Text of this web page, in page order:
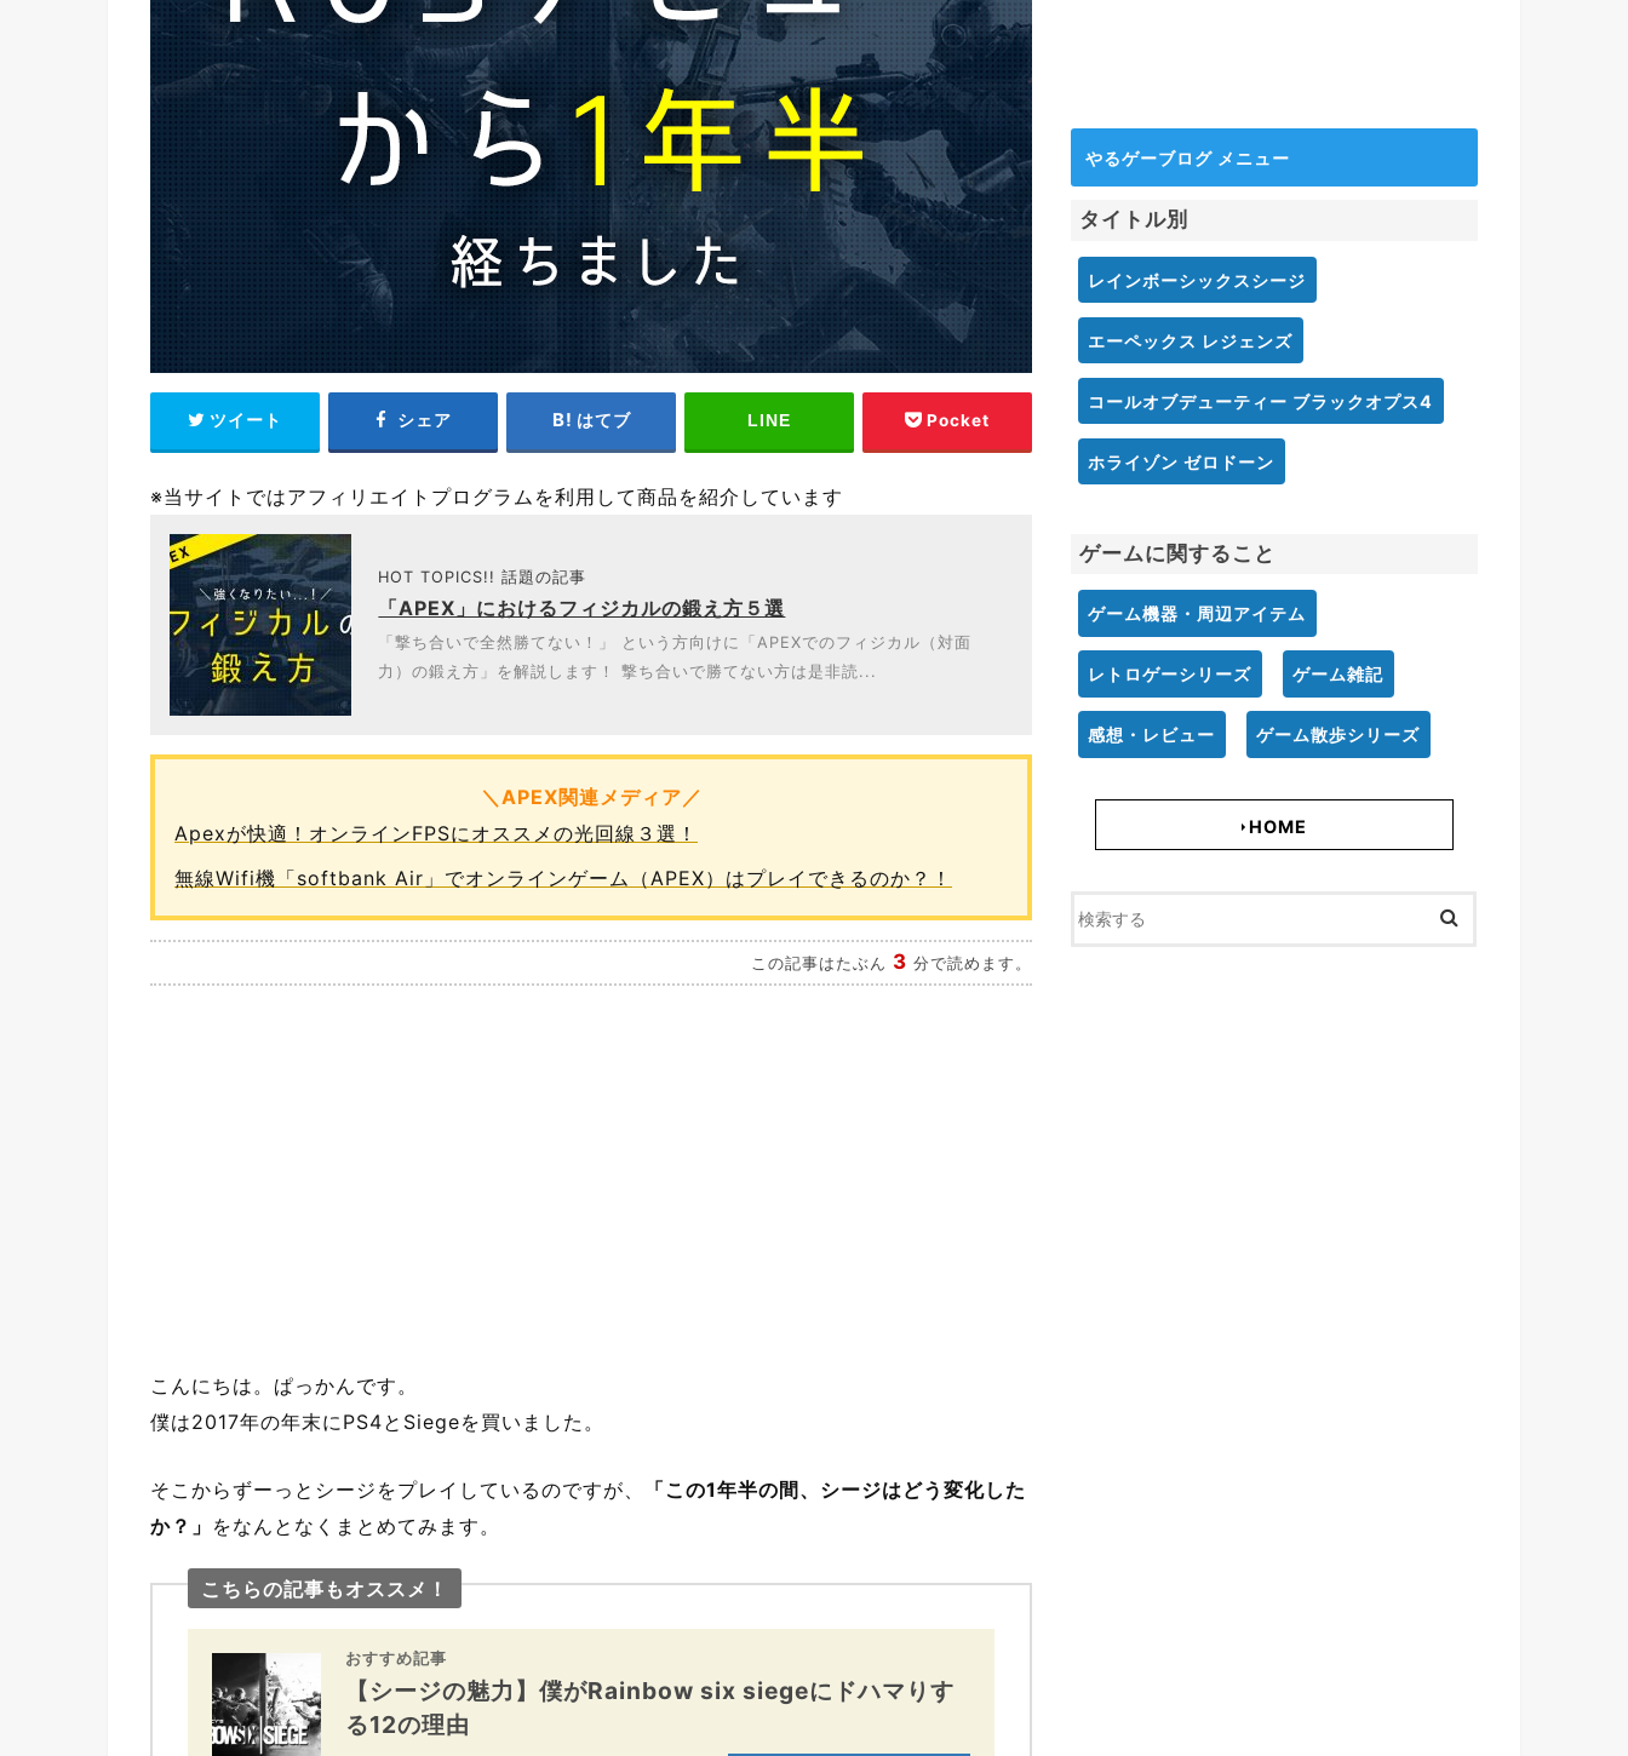
ツイート シェア はてブ LINE Pocket
※当サイトではアフィリエイトプログラムを利用して商品を紹介しています
HOT TOPICS!! 話題の記事
「APEX」におけるフィジカルの鍛え方５選
「撃ち合いで全然勝てない！」 という方向けに「APEXでのフィジカル（対面
力）の鍛え方」を解説します！ 撃ち合いで勝てない方は是非読...
＼APEX関連メディア／
Apexが快適！オンラインFPSにオススメの光回線３選！
無線Wifi機「softbank Air」でオンラインゲーム（APEX）はプレイできるのか？！
この記事はたぶん 3 分で読めます。
こんにちは。ぱっかんです。
僕は2017年の年末にPS4とSiegeを買いました。
そこからずーっとシージをプレイしているのですが、
「この1年半の間、シージはどう変化した
か？」 をなんとなくまとめてみます。
こちらの記事もオススメ！
おすすめ記事
【シージの魅力】僕がRainbow six siegeにドハマりす
る12の理由
やるゲーブログ メニュー
タイトル別
レインボーシックスシージ
エーペックス レジェンズ
コールオブデューティー ブラックオプス4
ホライゾン ゼロドーン
ゲームに関すること
ゲーム機器・周辺アイテム
レトロゲーシリーズ ゲーム雑記
感想・レビュー ゲーム散歩シリーズ
HOME